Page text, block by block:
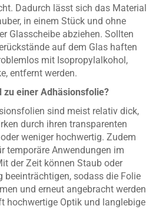
Dadurch lässt sich das Material
in einem Stück und ohne
Glasscheibe abziehen. Sollten
auf dem Glas haften
mit Isopropylalkohol,
entfernt werden.
zu einer Adhäsionsfolie?
sind meist relativ dick,
durch ihren transparenten
weniger hochwertig. Zudem
temporäre Anwendungen im
der Zeit können Staub oder
beeinträchtigen, sodass die Folie
und erneut angebracht werden
hochwertige Optik und langlebige